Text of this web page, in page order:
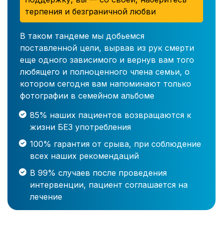
терпения и безграничной любви
В таком тандеме мы добьемся
поставленной цели, вырвав из рук смерти
еще одного зависимого и вернув вам того
любящего и полноценного члена семьи, о
котором сегодня вам напоминают только
фотографии в семейном альбоме
85% наших пациентов возвращаются к
жизни БЕЗ употребления
100% гарантия от срыва, при соблюдение
всех наших рекомендаций
В 99% случаев после проведения
интервенции, пациент соглашается на
лечение